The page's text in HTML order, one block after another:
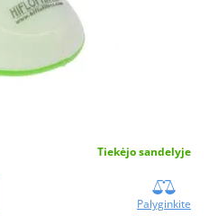
Tiekėjo sandelyje
Palyginkite